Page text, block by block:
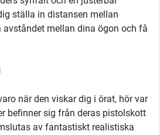
ställa in distansen mellan
mellan dina ögon och få
när den viskar dig i örat, hör var
befinner sig från deras pistolskott
av fantastiskt realistiska